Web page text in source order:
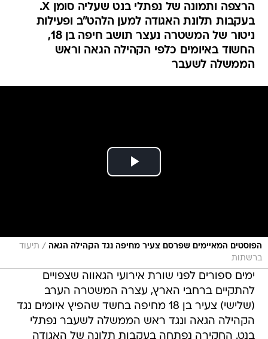
הרצפה ותמונה של נפתלי בנט שעליה סומן X.
בעקבות תלונת האגודה למען הלהט"ב ופעילות
ניטור של המשטרה נעצר תושב חיפה בן 18,
החשוד באיומים כלפי הקהילה הגאה וראש
הממשלה לשעבר
הפוסטים המאיימים שפרסם צעיר מחיפה נגד הקהילה הגאה / תיעוד
ברשתות
ימים ספורים לפני שורת אירועי הגאווה שצפויים
להתקיים ברחבי הארץ, עצרה המשטרה הערב
(שלישי) צעיר בן 18 מחיפה בחשד שהפיץ איומים נגד
הקהילה הגאה ונגד ראש הממשלה לשעבר נפתלי
בנט. החקירה נפתחה בעקבות תלונה של האגודה